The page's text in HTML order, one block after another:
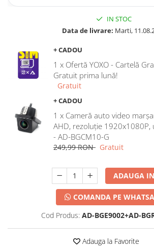
IN STOC
Data de livrare: Marti,
+ CADOU
1 x Ofertă YOXO - Cartelă
Gratuit prima lună!
Gratuit
+ CADOU
1 x Cameră auto video
AHD, rezoluție 1920x1080P,
- AD-BGCM10-G
249,99 RON Gratuit
ADAUGA
COMANDA PE
Cod Produs: AD-BGE9002+AD-
Adauga la Favorite